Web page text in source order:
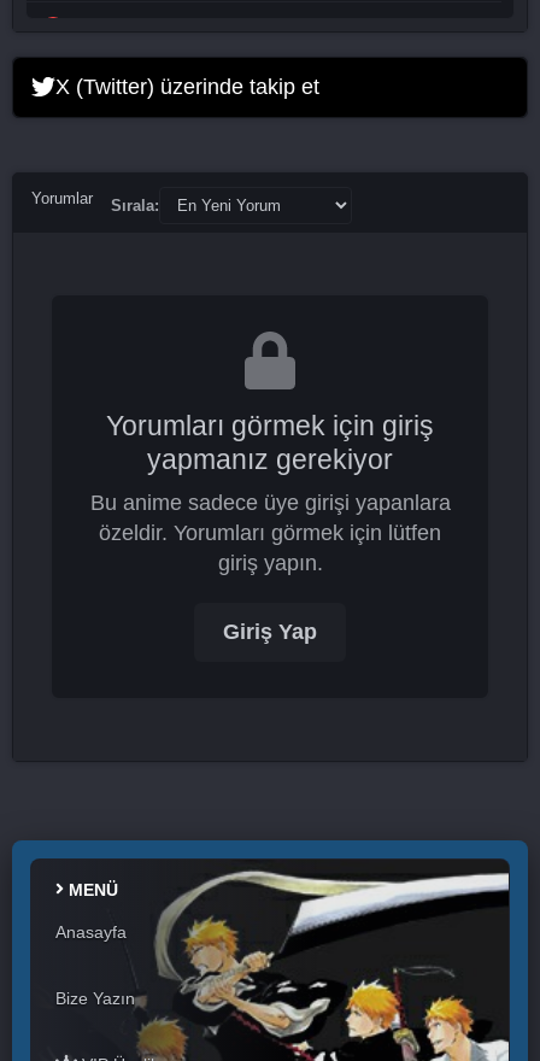
Vincenzo 15. Bölüm
Vincenzo 17. Bölüm
Vincenzo 20. Bölüm Final
X (Twitter) üzerinde takip et
Yorumlar Sırala:
Yorumları görmek için giriş
yapmanız gerekiyor
Bu anime sadece üye girişi yapanlara
özeldir. Yorumları görmek için lütfen
giriş yapın.
Giriş Yap
MENÜ
Anasayfa
Bize Yazın